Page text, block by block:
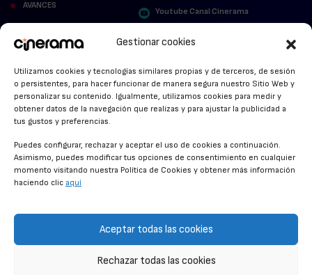
Gestionar cookies
Utilizamos cookies y tecnologías similares propias y de terceros, de sesión
o persistentes, para hacer funcionar de manera segura nuestro Sitio Web y
personalizar su contenido. Igualmente, utilizamos cookies para medir y
obtener datos de la navegación que realizas y para ajustar la publicidad a
tus gustos y preferencias.
Puedes configurar, rechazar y aceptar el uso de cookies a continuación.
Asimismo, puedes modificar tus opciones de consentimiento en cualquier
momento visitando nuestra Política de Cookies y obtener más información
haciendo clic aquí
Aceptar todas las cookies
Rechazar todas las cookies
AVANCES
STREAMING NEWS
ANUNCIOS DE CINE
Youtube Canal Cinerama
POLÍTICA DE COOKIES